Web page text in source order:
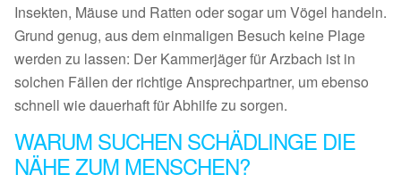
Insekten, Mäuse und Ratten oder sogar um Vögel handeln.
Grund genug, aus dem einmaligen Besuch keine Plage
werden zu lassen: Der Kammerjäger für Arzbach ist in
solchen Fällen der richtige Ansprechpartner, um ebenso
schnell wie dauerhaft für Abhilfe zu sorgen.
WARUM SUCHEN SCHÄDLINGE DIE
NÄHE ZUM MENSCHEN?